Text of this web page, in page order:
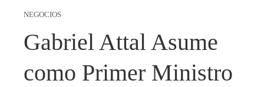
NEGOCIOS
Gabriel Attal Asume
como Primer Ministro